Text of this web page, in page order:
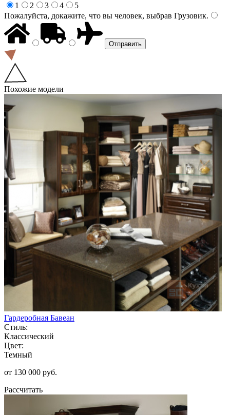
1
2 3 4
5
Пожалуйста, докажите, что вы человек, выбрав Грузовик.
Похожие модели
Гардеробная Бавеан
Стиль:
Классический
Цвет:
Темный
от 130 000 руб.
Рассчитать